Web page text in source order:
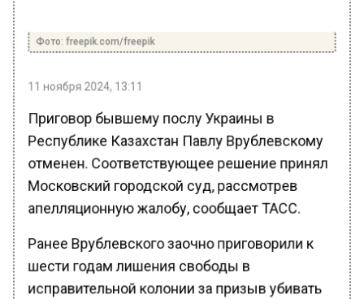
Фото: freepik.com/freepik
11 ноября 2024, 13:11
Приговор бывшему послу Украины в
Республике Казахстан Павлу Врублевскому
отменен. Соответствующее решение принял
Московский городской суд, рассмотрев
апелляционную жалобу, сообщает ТАСС.
Ранее Врублевского заочно приговорили к
шести годам лишения свободы в
исправительной колонии за призыв убивать